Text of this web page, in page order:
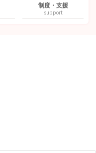
制度・支援
support